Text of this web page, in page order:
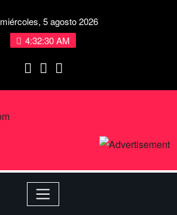
miércoles, 5 agosto 2026
4:32:31 AM